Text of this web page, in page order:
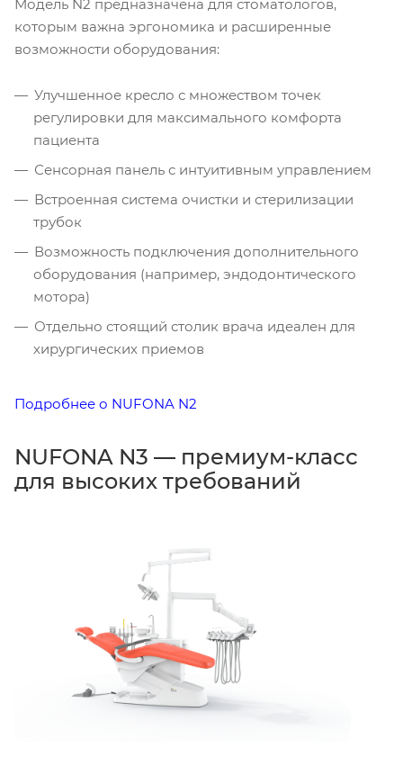
Модель N2 предназначена для стоматологов,
которым важна эргономика и расширенные
возможности оборудования:
Улучшенное кресло с множеством точек
регулировки для максимального комфорта
пациента
Сенсорная панель с интуитивным управлением
Встроенная система очистки и стерилизации
трубок
Возможность подключения дополнительного
оборудования (например, эндодонтического
мотора)
Отдельно стоящий столик врача идеален для
хирургических приемов
Подробнее о NUFONA N2
NUFONA N3 — премиум-класс
для высоких требований